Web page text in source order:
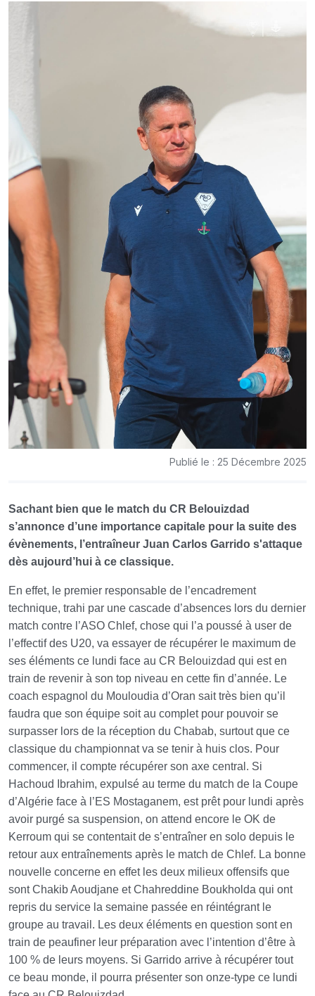
Publié le : 25 Décembre 2025
Sachant bien que le match du CR Belouizdad
s’annonce d’une importance capitale pour la suite des
évènements, l’entraîneur Juan Carlos Garrido s'attaque
dès aujourd’hui à ce classique.
En effet, le premier responsable de l’encadrement
technique, trahi par une cascade d’absences lors du dernier
match contre l’ASO Chlef, chose qui l’a poussé à user de
l’effectif des U20, va essayer de récupérer le maximum de
ses éléments ce lundi face au CR Belouizdad qui est en
train de revenir à son top niveau en cette fin d’année. Le
coach espagnol du Mouloudia d’Oran sait très bien qu’il
faudra que son équipe soit au complet pour pouvoir se
surpasser lors de la réception du Chabab, surtout que ce
classique du championnat va se tenir à huis clos. Pour
commencer, il compte récupérer son axe central. Si
Hachoud Ibrahim, expulsé au terme du match de la Coupe
d’Algérie face à l’ES Mostaganem, est prêt pour lundi après
avoir purgé sa suspension, on attend encore le OK de
Kerroum qui se contentait de s’entraîner en solo depuis le
retour aux entraînements après le match de Chlef. La bonne
nouvelle concerne en effet les deux milieux offensifs que
sont Chakib Aoudjane et Chahreddine Boukholda qui ont
repris du service la semaine passée en réintégrant le
groupe au travail. Les deux éléments en question sont en
train de peaufiner leur préparation avec l’intention d’être à
100 % de leurs moyens. Si Garrido arrive à récupérer tout
ce beau monde, il pourra présenter son onze-type ce lundi